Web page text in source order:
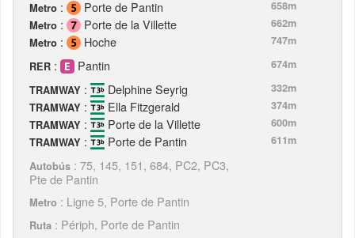
Metro : Porte de Pantin
658m
Metro : Porte de la Villette
662m
Metro : Hoche
747m
RER : Pantin
674m
TRAMWAY : Delphine Seyrig
332m
TRAMWAY : Ella Fitzgerald
374m
TRAMWAY : Porte de la Villette
600m
TRAMWAY : Porte de Pantin
611m
Autobús : 75, 145, 151, 684, PC2, PC3,
Pte de Pantin
Metro : Ligne 5, Porte de Pantin
Ruta : Périph, Porte de Pantin